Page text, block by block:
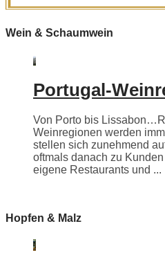
Wein & Schaumwein
Portugal-
Von Porto bis
Weinregionen werden
stellen sich zunehmend
oftmals danach zu
eigene Restaurants und ...
Hopfen & Malz